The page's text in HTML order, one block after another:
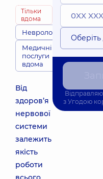
Тільки
вдома
Неврологи
Медичні
послуги
вдома
Від
здоров’я
нервової
системи
залежить
якість
роботи
Оберіть
з Угодою